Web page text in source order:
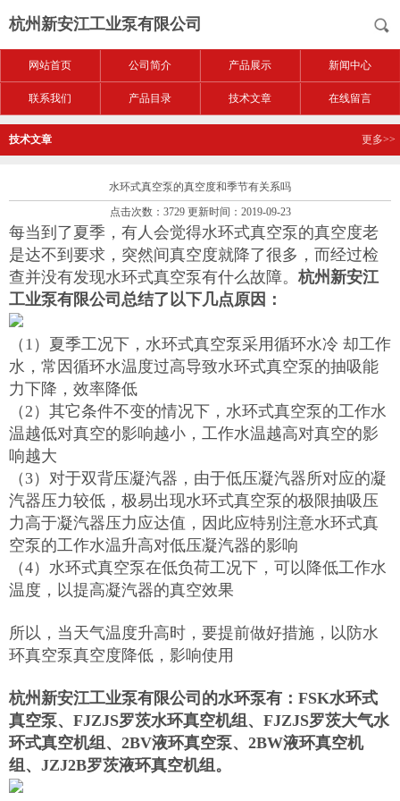
杭州新安江工业泵有限公司
网站首页 公司简介 产品展示 新闻中心
联系我们 产品目录 技术文章 在线留言
技术文章 更多>>
水环式真空泵的真空度和季节有关系吗
点击次数：3729 更新时间：2019-09-23
每当到了夏季，有人会觉得水环式真空泵的真空度老
是达不到要求，突然间真空度就降了很多，而经过检
查并没有发现水环式真空泵有什么故障。 杭州新安江
工业泵有限公司总结了以下几点原因：
（1）夏季工况下，水环式真空泵采用循环水冷 却工作
水，常因循环水温度过高导致水环式真空泵的抽吸能
力下降，效率降低
（2）其它条件不变的情况下，水环式真空泵的工作水
温越低对真空的影响越小，工作水温越高对真空的影
响越大
（3）对于双背压凝汽器，由于低压凝汽器所对应的凝
汽器压力较低，极易出现水环式真空泵的极限抽吸压
力高于凝汽器压力应达值，因此应特别注意水环式真
空泵的工作水温升高对低压凝汽器的影响
（4）水环式真空泵在低负荷工况下，可以降低工作水
温度，以提高凝汽器的真空效果
所以，当天气温度升高时，要提前做好措施，以防水
环真空泵真空度降低，影响使用
杭州新安江工业泵有限公司的水环泵有：FSK水环式
真空泵、FJZJS罗茨水环真空机组、FJZJS罗茨大气水
环式真空机组、2BV液环真空泵、2BW液环真空机
组、JZJ2B罗茨液环真空机组。